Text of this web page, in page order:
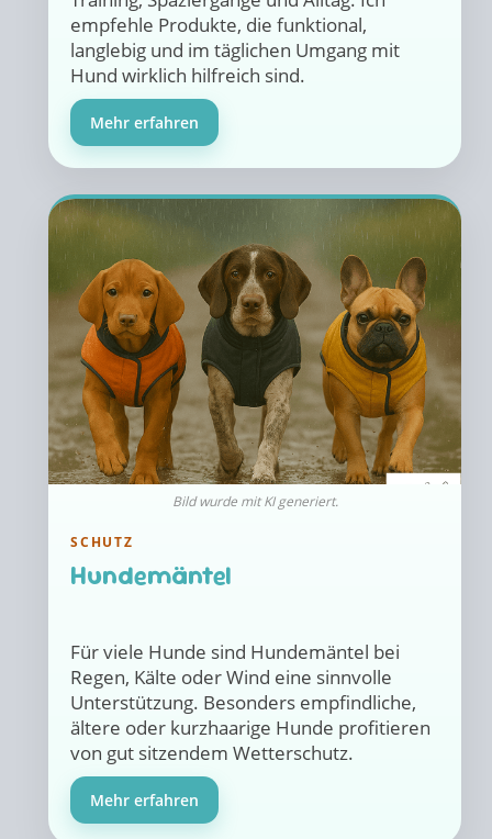
empfehle Produkte, die funktional,
langlebig und im täglichen Umgang mit
Hund wirklich hilfreich sind.
Mehr erfahren
Bild wurde mit KI generiert.
SCHUTZ
Hundemäntel
Für viele Hunde sind Hundemäntel bei
Regen, Kälte oder Wind eine sinnvolle
Unterstützung. Besonders empfindliche,
ältere oder kurzhaarige Hunde profitieren
von gut sitzendem Wetterschutz.
Mehr erfahren